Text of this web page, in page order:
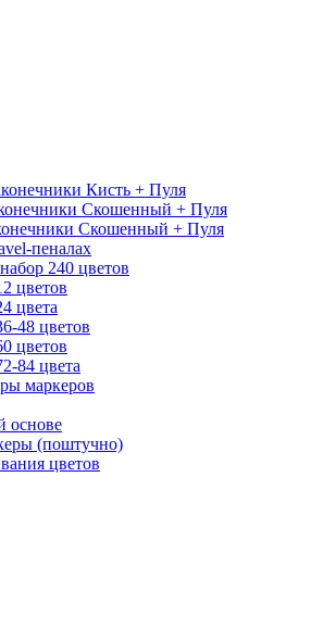
Кисть + Пуля
Скошенный + Пуля
Скошенный + Пуля
пеналах
240 цветов
цветов
цвета
48 цветов
цветов
84 цвета
маркеров
основе
(поштучно)
цветов